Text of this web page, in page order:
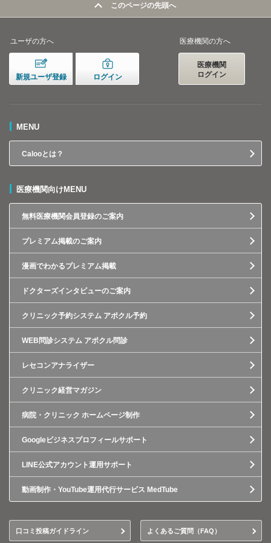
このページの先頭へ
ユーザの方へ
新規ユーザ登録 ログイン
医療機関の方へ
医療機関
ログイン
MENU
Calooとは？
医療機関向けMENU
無料医療機関会員登録のご案内
プレミアム掲載のご案内
漫画でわかるプレミアム掲載
ドクターズインタビューのご案内
クリニック予約システム アポクル予約
WEB問診システム アポクル問診
レセコンアナライザー
クリニック経営マガジン
病院・クリニック ホームページ制作
Googleビジネスプロフィールサポート
LINE公式アカウント運用サポート
動画制作・YouTube運用代行サービス MedTube
口コミ投稿ガイドライン よくあるご質問（FAQ）